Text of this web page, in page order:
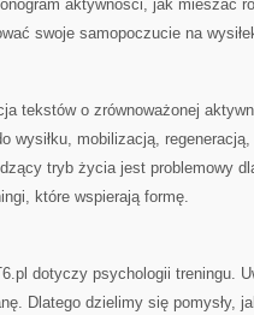
aktywności, jak mieszać
swoje samopoczucie na
tekstów o zrównoważonej
wysiłku, mobilizacją,
tryb życia jest problemowy
które wspierają formę.
dotyczy psychologii treningu.
Dlatego dzielimy się pomysły,